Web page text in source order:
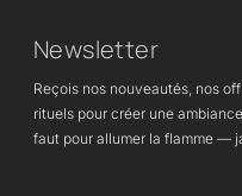
Newsletter
Reçois nos nouveautés, nos
rituels pour créer une
faut pour allumer la flamme —